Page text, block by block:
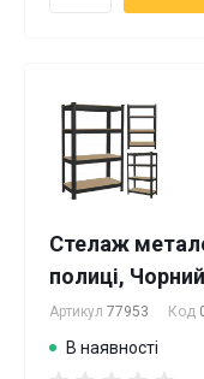
Стелаж
полиці, Чорний
Артикул 77953 Код
В наявності